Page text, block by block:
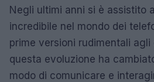
Negli ultimi anni si è assistito
incredibile nel mondo dei
prime versioni rudimentali agli
questa evoluzione ha
modo di comunicare e